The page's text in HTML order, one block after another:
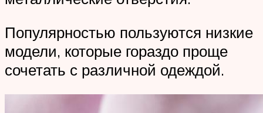
Популярностью пользуются низкие
модели, которые гораздо проще
сочетать с различной одеждой.